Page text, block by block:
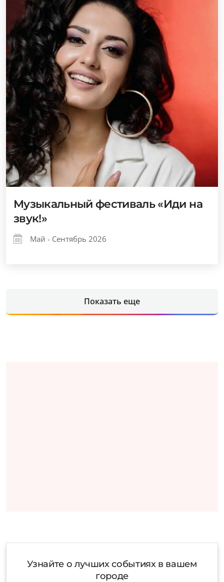
Музыкальный фестиваль «Иди на
звук!»
Май - Сентябрь 2026
Показать еще
Узнайте о лучших событиях в вашем
городе